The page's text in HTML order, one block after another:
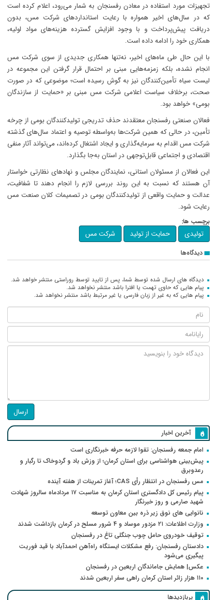
تجهیزات مورد استفاده در معادن رفسنجان به شمار می‌رود، اعلام کرده است
که در سال‌های اخیر همواره با رعایت استانداردهای شرکت مس، بدون
دریافت پیش‌پرداخت و با وجود افزایش گسترده هزینه‌های مواد اولیه،
همکاری خود را ادامه داده است.
با این حال طی ماه‌های اخیر، نه‌تنها همکاری جدیدی از سوی شرکت مس
انجام نشده، بلکه زمزمه‌هایی مبنی بر احتمال قرار گرفتن این مجموعه در
لیست سیاه تأمین‌کنندگان نیز به گوش رسیده است؛ موضوعی که در صورت
صحت، برخلاف سیاست اعلامی شرکت مس مبنی بر «حمایت از سازندگان
بومی» خواهد بود.
فعالان صنعتی رفسنجان معتقدند حذف تدریجی تولیدکنندگان بومی از چرخه
تأمین، در حالی که همین شرکت‌ها به‌واسطه توصیه و اعتماد سال‌های گذشته
شرکت مس اقدام به سرمایه‌گذاری و ایجاد اشتغال کرده‌اند، می‌تواند آثار منفی
اقتصادی و اجتماعی قابل‌توجهی در استان به‌جا بگذارد.
این فعالان از مسئولان استانی، نمایندگان مجلس و نهادهای نظارتی خواستار
آن هستند که نسبت به این روند بررسی لازم را انجام دهند تا شفافیت،
عدالت و حمایت واقعی از تولیدکنندگان بومی در تصمیمات کلان صنعت مس
رعایت شود.
برچسب ها:
تولیدی حمایت از تولید شرکت مس
دیدگاه‌ها
دیدگاه های ارسال شده توسط شما، پس از تایید توسط روراستی منتشر خواهد شد.
پیام هایی که حاوی تهمت یا افترا باشد منتشر نخواهد شد.
پیام هایی که به غیر از زبان فارسی یا غیر مرتبط باشد منتشر نخواهد شد.
ارسال
آخرین اخبار
امام جمعه رفسنجان: تقوا لازمه حرفه خبرنگاری است
پیش‌بینی هواشناسی برای استان کرمان؛ از وزش باد و گردوخاک تا رگبار و
رعدوبرق
مس رفسنجان در انتظار رأی CAS؛ آغاز تمرینات از هفته آینده
پیام رئیس کل دادگستری استان کرمان به مناسبت ۱۷ مردادماه سالروز شهادت
شهید صارمی و روز خبرنگار
نانوایی های نوق زیر ذره بین معاون توسعه
وزارت اطلاعات: ۲۱ مزدور موساد و ۴ شرور مسلح در کرمان بازداشت شدند
توقیف خودروی حامل چوب جنگلی تاغ در رفسنجان
دادستان رفسنجان: رفع مشکلات ایستگاه راه‌آهن احمدآباد با قید فوریت
پیگیری می‌شود
عکس| همایش جاماندگان اربعین در رفسنجان
۱۱۰ هزار زائر استان کرمان راهی سفر اربعین شدند
پربازدیدها